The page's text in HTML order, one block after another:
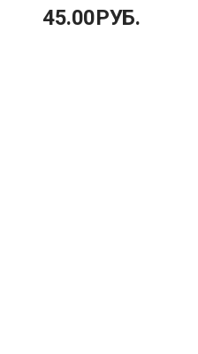
45.00РУБ.